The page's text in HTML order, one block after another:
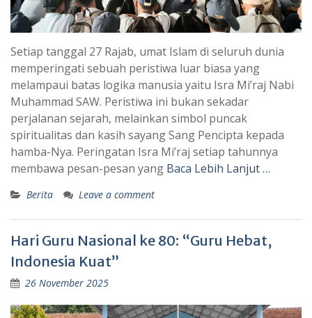
Setiap tanggal 27 Rajab, umat Islam di seluruh dunia
memperingati sebuah peristiwa luar biasa yang
melampaui batas logika manusia yaitu Isra Mi’raj Nabi
Muhammad SAW. Peristiwa ini bukan sekadar
perjalanan sejarah, melainkan simbol puncak
spiritualitas dan kasih sayang Sang Pencipta kepada
hamba-Nya. Peringatan Isra Mi’raj setiap tahunnya
membawa pesan-pesan yang Baca Lebih Lanjut …
Berita Leave a comment
Hari Guru Nasional ke 80: “Guru Hebat,
Indonesia Kuat”
26 November 2025